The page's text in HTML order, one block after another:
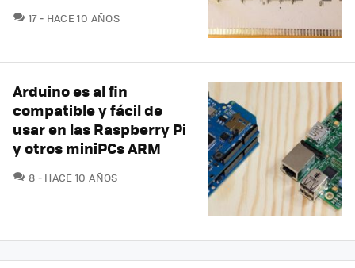
17COMENTARIOS
HACE 10 AÑOS
Arduino es al fin
compatible y fácil de
usar en las Raspberry Pi
y otros miniPCs ARM
8 COMENTARIOS
HACE 10 AÑOS